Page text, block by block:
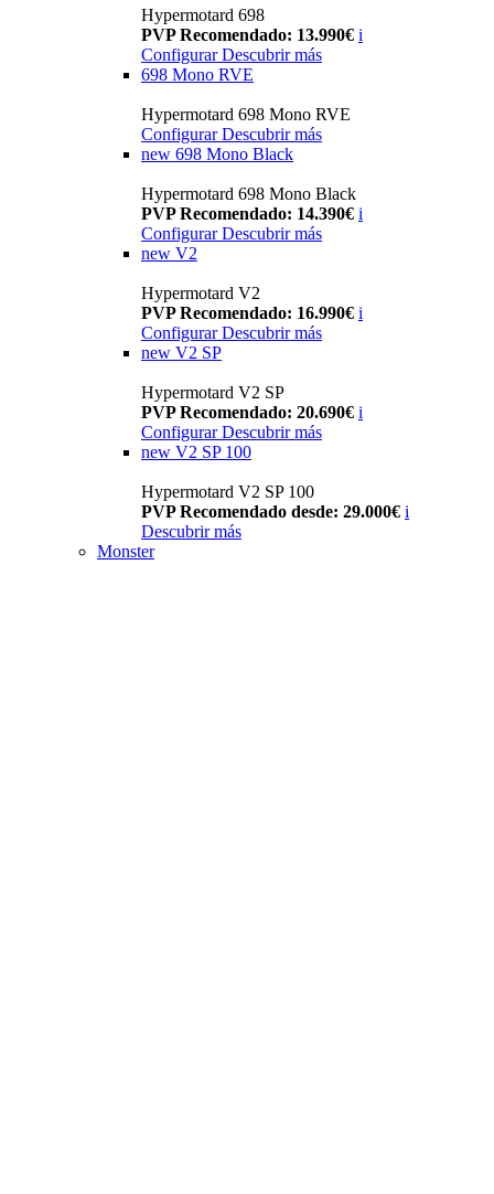
Hypermotard 698
PVP Recomendado: 13.990€ i
ConfigurarDescubrir más
698 Mono RVE
Hypermotard 698 Mono RVE
Configurar Descubrir más
new 698 Mono Black
Hypermotard 698 Mono Black
PVP Recomendado: 14.390€ i
Configurar Descubrir más
new V2
Hypermotard V2
PVP Recomendado: 16.990€ i
Configurar Descubrir más
new V2 SP
Hypermotard V2 SP
PVP Recomendado: 20.690€ i
Configurar Descubrir más
new V2 SP 100
Hypermotard V2 SP 100
PVP Recomendado desde: 29.000€ i
Descubrir más
Monster